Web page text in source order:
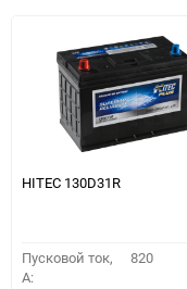
HITEC 130D31R
Пусковой ток,
A:
820